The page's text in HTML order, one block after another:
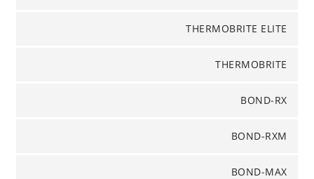
THERMOBRITE ELITE
THERMOBRITE
BOND-RX
BOND-RXM
BOND-MAX